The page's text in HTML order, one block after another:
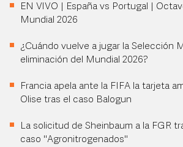
EN VIVO | España vs Portugal |
Mundial 2026
¿Cuándo vuelve a jugar la Selección
eliminación del Mundial 2026?
Francia apela ante la FIFA la tarjeta
Olise tras el caso Balogun
La solicitud de Sheinbaum a la FGR
caso "Agronitrogenados"